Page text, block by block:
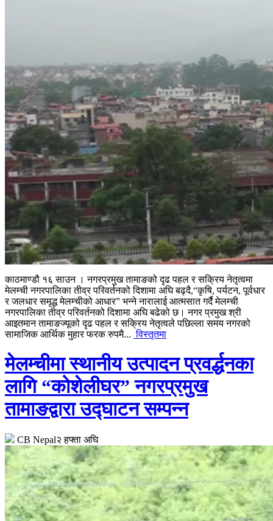
काठमाण्डौ १६ साउन । नगरप्रमुख तामाङको दृढ पहल र सक्रिय नेतृत्वमा
मेलम्ची नगरपालिका तीव्र परिवर्तनको दिशामा अघि बढ्दै,“कृषि, पर्यटन, पूर्वधार
र जलधार समृद्ध मेलम्चीको आधार” भन्ने नारालाई आत्मसात गर्दै मेलम्ची
नगरपालिका तीव्र परिवर्तनको दिशामा अघि बढेको छ। नगर प्रमुख श्री
आइतमान तामाङज्यूको दृढ पहल र सक्रिय नेतृत्वले पछिल्ला समय नगरको
सामाजिक आर्थिक मुहार फरक रुपमै... विस्तृतमा
मेलम्चीमा स्थानीय उत्पादन प्रवर्द्धनका
लागि “कोशेलीघर” नगरप्रमुख
तामाङद्वारा उद्घाटन सम्पन्न
CB Nepal२ हफ्ता अघि